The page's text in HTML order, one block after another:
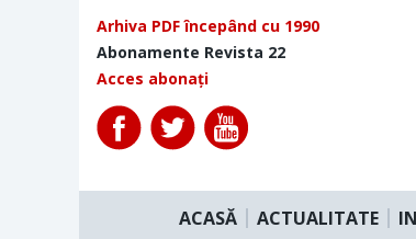
Arhiva PDF începând cu 1990
Abonamente Revista 22
Acces abonați
ACASĂ ACTUALITATE